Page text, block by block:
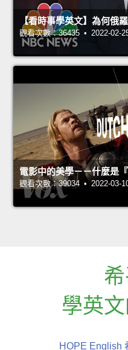
【看時事學英文】為何俄
觀看次數：36435 • 2022-02-
電影中的美學－－什麼是
觀看次數：39034 • 2022-03-
學英
HOPE English